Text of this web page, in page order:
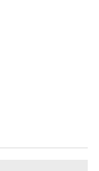
ン／お盆は
＞
大5％OFF